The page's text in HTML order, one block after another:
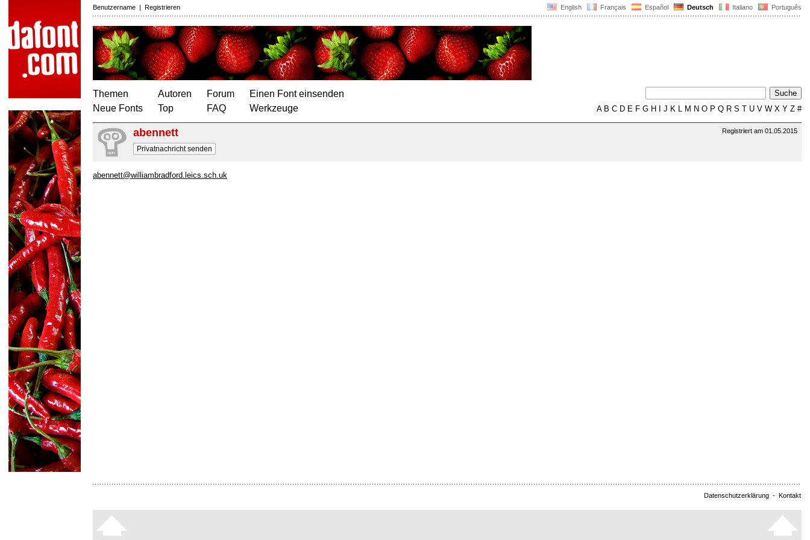
English Français Español Deutsch Italiano Português
Benutzername | Registrieren
Themen
Neue Fonts
Autoren
Top
Forum
FAQ
Einen Font einsenden
Werkzeuge
AB C D E F G H J K L M N O P Q R S T U V W X Y Z #
Registriert am 01.05.2015
abennett
Privatnachricht senden
abennett@williambradford.leics.sch.uk
Datenschutzerklärung - Kontakt